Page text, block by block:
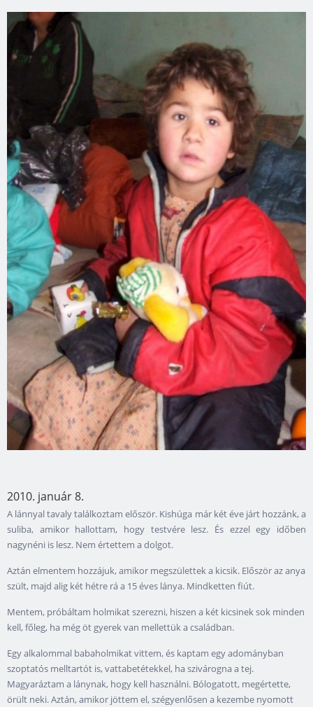
2010. január 8.
A lánnyal tavaly találkoztam először. Kishúga már két éve járt hozzánk, a
suliba, amikor hallottam, hogy testvére lesz. És ezzel egy időben
nagynéni is lesz. Nem értettem a dolgot.
Aztán elmentem hozzájuk, amikor megszülettek a kicsik. Először az anya
szült, majd alig két hétre rá a 15 éves lánya. Mindketten fiút.
Mentem, próbáltam holmikat szerezni, hiszen a két kicsinek sok minden
kell, főleg, ha még öt gyerek van mellettük a családban.
Egy alkalommal babaholmikat vittem, és kaptam egy adományban
szoptatós melltartót is, vattabetétekkel, ha szivárogna a tej.
Magyaráztam a lánynak, hogy kell használni. Bólogatott, megértette,
örült neki. Aztán, amikor jöttem el, szégyenlősen a kezembe nyomott